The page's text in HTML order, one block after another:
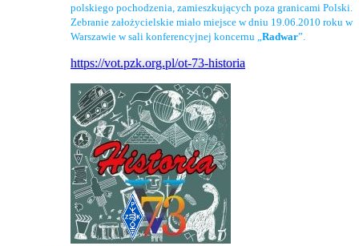
polskiego pochodzenia, zamieszkujących poza granicami Polski.
Zebranie założycielskie miało miejsce w dniu 19.06.2010 roku w
Warszawie w sali konferencyjnej koncernu „Radwar”.
https://vot.pzk.org.pl/ot-73-historia